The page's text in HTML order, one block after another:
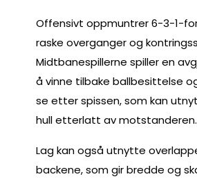
Offensivt oppmuntrer 6-3-1-
raske overganger og
Midtbanespillerne spiller en
å vinne tilbake ballbesittelse
se etter spissen, som kan
hull etterlatt av motstanderen.
Lag kan også utnytte
backene, som gir bredde og